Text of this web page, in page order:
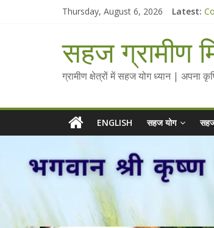
Thursday, August 6, 2026 Latest:
सहज ग्रामीण
ग्रामीण क्षेत्रों में सहज योग ध्यान | अपना
ENGLISH सहज योग